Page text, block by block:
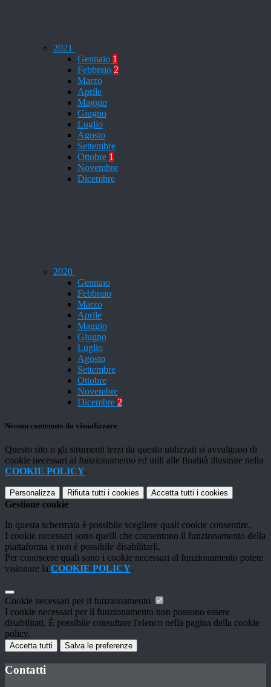
2021
Gennaio 1
Febbraio 2
Marzo
Aprile
Maggio
Giugno
Luglio
Agosto
Settembre
Ottobre 1
Novembre
Dicembre
2020
Gennaio
Febbraio
Marzo
Aprile
Maggio
Giugno
Luglio
Agosto
Settembre
Ottobre
Novembre
Dicembre 2
Nessun contenuto da visualizzare
Questo sito o gli strumenti terzi da questo utilizzati si avvalgono di
cookie necessari al funzionamento ed utili alle finalità illustrate nella
COOKIE POLICY.
Personalizza Rifiuta tutti i cookies Accetta tutti i cookies
Gestione cookie
In questa schermata è possibile scegliere quali cookie consentire.
I cookie necessari sono quelli che consentono il funzionamento della
piattaforma e non è possibile disabilitarli.
Per conoscere quali sono i cookie necessari al funzionamento potete
visionare la COOKIE POLICY.
Cookie necessari per il funzionamento
I cookie necessari per il funzionamento non possono essere
disabilitati. È possibile consultare l'elenco nella pagina della cookie
policy.
Accetta tutti Salva le preferenze
Contatti